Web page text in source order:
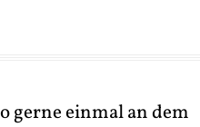
gerne einmal an dem